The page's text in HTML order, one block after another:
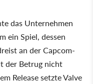
das Unternehmen
ein Spiel, dessen
an der Capcom-
der Betrug nicht
Release setzte Valve